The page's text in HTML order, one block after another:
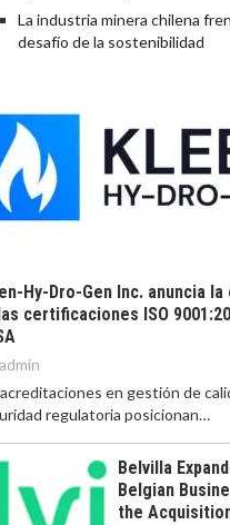
La industria minera chilena
desafío de la sostenibilidad
Hy-Dro-Gen Inc. anuncia
certificaciones ISO
admin
en gestión de
regulatoria posicionan…
Belvilla
Belgian
the